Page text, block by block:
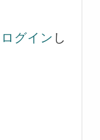
ログイン し